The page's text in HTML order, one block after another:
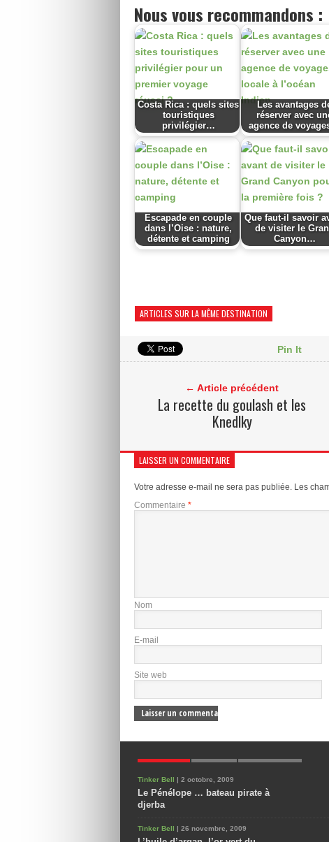
Nous vous recommandons :
Costa Rica : quels sites
touristiques
privilégier…
Les avantages
réserver avec
agence de
Escapade en couple
dans l’Oise : nature,
détente et camping
Que faut-il savoir
de visiter le
Canyon…
ARTICLES SUR LA MÊME DESTINATION
Pin It
← Article précédent
La recette du goulash et les
Knedlky
LAISSER UN COMMENTAIRE
Votre adresse e-mail ne sera pas publiée. Les
Commentaire *
Nom
E-mail
Site web
Tinker Bell | 2 octobre, 2009
Le Pénélope … bateau pirate à
djerba
Tinker Bell | 26 novembre, 2009